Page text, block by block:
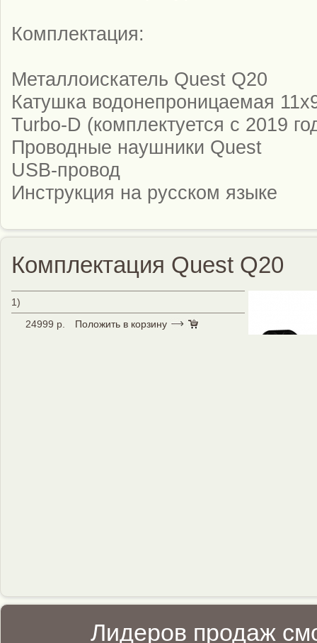
Комплектация:
Металлоискатель Quest Q20
Катушка водонепроницаемая
Turbo-D (комплектуется с 2019
Проводные наушники Quest
USB-провод
Инструкция на русском языке
Комплектация Quest Q20
1)
24999 р.
Положить в корзину
Лидеров продаж